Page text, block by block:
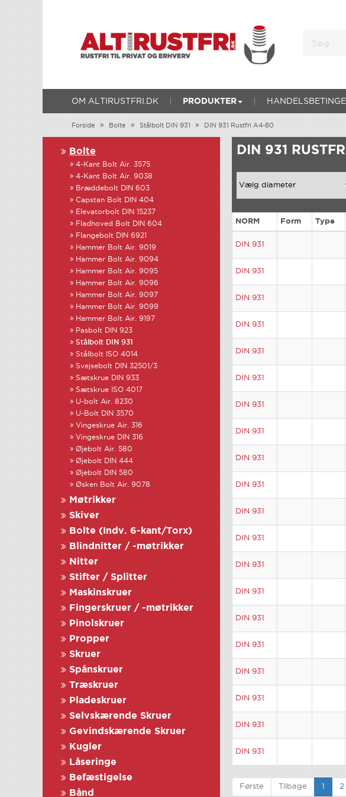
OM ALTIRUSTFRI.DK PRODUKTER
Forside Bolte Stålbolt DIN 931 DIN 931 Rustfri A4-80
Bolte
4-Kant Bolt Air. 3575
4-Kant Bolt Air. 9038
Bræddebolt DIN 603
Capstan Bolt DIN 404
Elevatorbolt DIN 15237
Fladhoved Bolt DIN 604
Flangebolt DIN 6921
Hammer Bolt Air. 9019
Hammer Bolt Air. 9094
Hammer Bolt Air. 9095
Hammer Bolt Air. 9096
Hammer Bolt Air. 9097
Hammer Bolt Air. 9099
Hammer Bolt Air. 9197
Pasbolt DIN 923
Stålbolt DIN 931
Stålbolt ISO 4014
Svejsebolt DIN 32501/3
Sætskrue DIN 933
Sætskrue ISO 4017
U-bolt Air. 8230
U-Bolt DIN 3570
Vingeskrue Air. 316
Vingeskrue DIN 316
Øjebolt Air. 580
Øjebolt DIN 444
Øjebolt DIN 580
Øsken Bolt Air. 9078
Møtrikker
Skiver
Bolte (Indv. 6-kant/Torx)
Blindnitter / -møtrikker
Nitter
Stifter / Splitter
Maskinskruer
Fingerskruer / -møtrikker
Pinolskruer
Propper
Skruer
Spånskruer
Træskruer
Pladeskruer
Selvskærende Skruer
Gevindskærende Skruer
Kugler
Låseringe
Befæstigelse
Bånd
DIN 931
NORM Form Type
DIN 931
DIN 931
DIN 931
DIN 931
DIN 931
DIN 931
DIN 931
DIN 931
DIN 931
DIN 931
DIN 931
DIN 931
DIN 931
DIN 931
DIN 931
DIN 931
DIN 931
DIN 931
DIN 931
DIN 931
Første Tilbage 1 2